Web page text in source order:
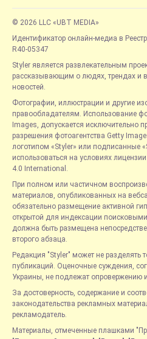
© 2026 LLC «UBT MEDIA»
Идентификатор онлайн-медиа в
R40-05347
Styler является развлекательным
рассказывающим о людях, трендах и
новостей.
Фотографии, иллюстрации и другие
правообладателям. Использование
Images, допускается исключительно
разрешения фотоагентства Getty
логотипом «Styler» или подписанные
использоваться на условиях
4.0 International.
При полном или частичном
материалов, опубликованных на
обязательно размещение активной
открытой для индексации
должна быть размещена
второго абзаца.
Редакция "Styler" может не разделять
публикаций. Оценочные суждения,
Украины, не подлежат опровержению
За достоверность, содержание и
законодательства рекламных
рекламодатель.
Материалы, отмеченные плашками